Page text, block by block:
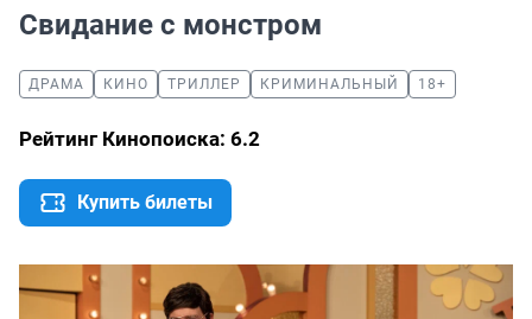
Свидание с монстром
ДРАМА КИНО ТРИЛЛЕР КРИМИНАЛЬНЫЙ 18+
Рейтинг Кинопоиска: 6.2
Купить билеты